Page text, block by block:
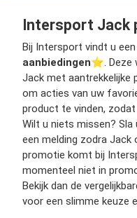
Intersport Jack
Bij Intersport vindt u
aanbiedingen⭐️. Deze
Jack met aantrekkelijke
om acties van uw
product te vinden,
Wilt u niets missen?
een melding zodra Jack
promotie komt bij
momenteel niet in
Bekijk dan de
voor een slimme keuze